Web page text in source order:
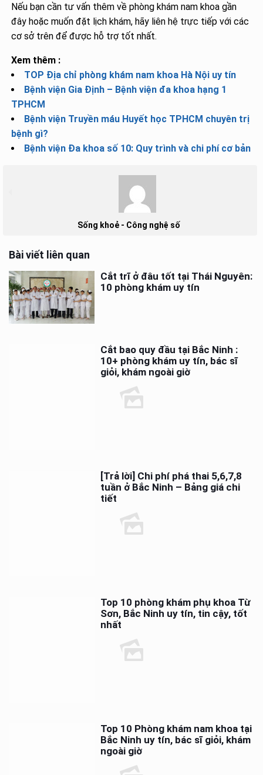
Nếu bạn cần tư vấn thêm về phòng khám nam khoa gần
đây hoặc muốn đặt lịch khám, hãy liên hệ trực tiếp với các
cơ sở trên để được hỗ trợ tốt nhất.
Xem thêm :
TOP Địa chỉ phòng khám nam khoa Hà Nội uy tín
Bệnh viện Gia Định – Bệnh viện đa khoa hạng 1
TPHCM
Bệnh viện Truyền máu Huyết học TPHCM chuyên trị
bệnh gì?
Bệnh viện Đa khoa số 10: Quy trình và chi phí cơ bản
Sống khoẻ - Công nghệ số
Bài viết liên quan
Cắt trĩ ở đâu tốt tại Thái Nguyên:
10 phòng khám uy tín
Cắt bao quy đầu tại Bắc Ninh :
10+ phòng khám uy tín, bác sĩ
giỏi, khám ngoài giờ
[Trả lời] Chi phí phá thai 5,6,7,8
tuần ở Bắc Ninh – Bảng giá chi
tiết
Top 10 phòng khám phụ khoa Từ
Sơn, Bắc Ninh uy tín, tin cậy, tốt
nhất
Top 10 Phòng khám nam khoa tại
Bắc Ninh uy tín, bác sĩ giỏi, khám
ngoài giờ